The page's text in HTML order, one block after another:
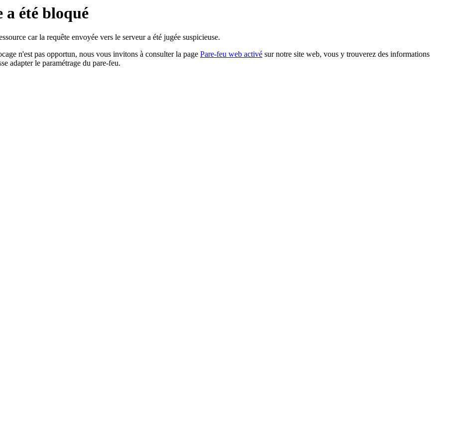
a été bloqué
car la requête envoyée vers le serveur a été jugée suspicieuse.
n'est pas opportun, nous vous invitons à consulter la page Pare-feu web activé sur notre site web, vous y trouverez des informations
adapter le paramétrage du pare-feu.